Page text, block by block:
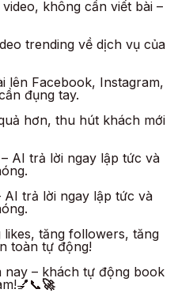
không cần viết bài –
trending về dịch vụ của
lên Facebook, Instagram,
đụng tay.
hơn, thu hút khách mới
AI trả lời ngay lập tức và
AI trả lời ngay lập tức và
likes, tăng followers, tăng
toàn tự động!
nay – khách tự động book
🚀